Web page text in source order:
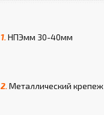
1. НПЭмм 30-40мм
2. Металлический крепеж